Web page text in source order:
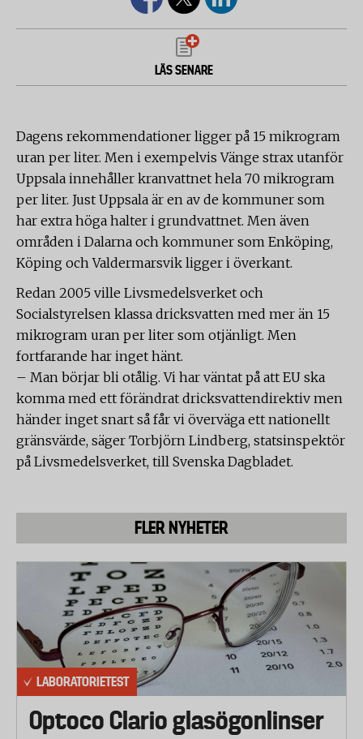
LÄS SENARE
Dagens rekommendationer ligger på 15 mikrogram
uran per liter. Men i exempelvis Vänge strax utanför
Uppsala innehåller kranvattnet hela 70 mikrogram
per liter. Just Uppsala är en av de kommuner som
har extra höga halter i grundvattnet. Men även
områden i Dalarna och kommuner som Enköping,
Köping och Valdermarsvik ligger i överkant.
Redan 2005 ville Livsmedelsverket och
Socialstyrelsen klassa dricksvatten med mer än 15
mikrogram uran per liter som otjänligt. Men
fortfarande har inget hänt.
– Man börjar bli otålig. Vi har väntat på att EU ska
komma med ett förändrat dricksvattendirektiv men
händer inget snart så får vi överväga ett nationellt
gränsvärde, säger Torbjörn Lindberg, statsinspektör
på Livsmedelsverket, till Svenska Dagbladet.
FLER NYHETER
LABORATORIETEST
Optoco Clario glasögonlinser